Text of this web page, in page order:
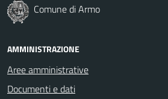
Comune di Armo
AMMINISTRAZIONE
Aree amministrative
Documenti e dati